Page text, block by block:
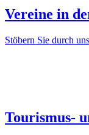
Vereine in
Stöbern Sie durch
Tourismus-